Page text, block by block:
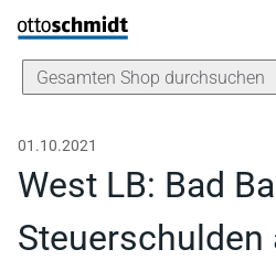
Direkt zum Inhalt
01.10.2021
West LB: Bad
Steuerschulden